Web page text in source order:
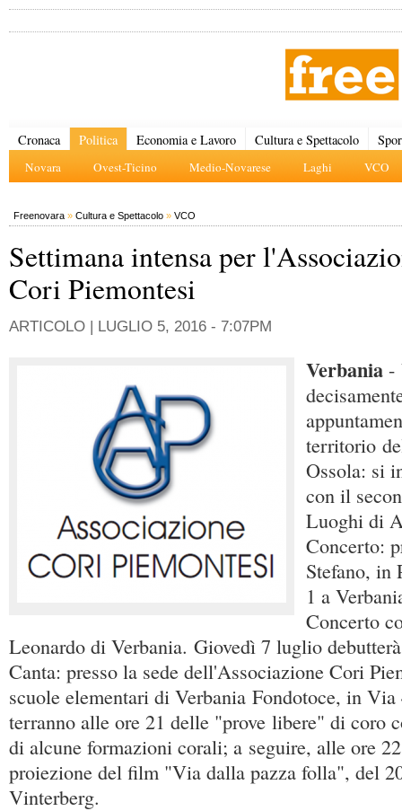
Cronaca Politica
Novara Ovest-Ticino Medio-Novarese Laghi VCO
Economia e Lavoro Cultura e Spettacolo
Freenovara » Cultura e Spettacolo » VCO
Settimana intensa per
Cori Piemontesi
ARTICOLO | LUGLIO 5, 2016 - 7:07PM
Verbania -
territorio
Ossola: si
con il
Luoghi di
Concerto:
Stefano, in
1 a
Concerto
Leonardo di Verbania. Giovedì 7 luglio
Canta: presso la sede dell'Associazione Cori
scuole elementari di Verbania Fondotoce, in
terranno alle ore 21 delle "prove libere" di coro
di alcune formazioni corali; a seguire, alle ore
proiezione del film "Via dalla pazza folla", del
Vinterberg.